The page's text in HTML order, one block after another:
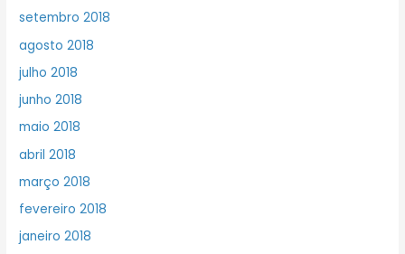
setembro 2018
agosto 2018
julho 2018
junho 2018
maio 2018
abril 2018
março 2018
fevereiro 2018
janeiro 2018